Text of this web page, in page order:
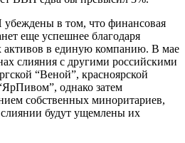
в том, что финансовая
еще успешнее благодаря
активов в единую компанию. В мае
слияния с другими российскими
“Веной”, красноярской
однако затем
собственных миноритариев,
будут ущемлены их